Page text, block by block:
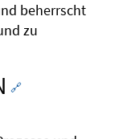
beherrscht
zu
🔗